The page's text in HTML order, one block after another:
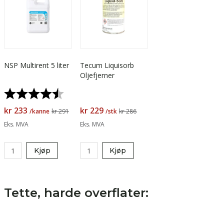
NSP Multirent 5 liter
Karakter:
kr 233 /kanne kr 291
Eks. MVA
Kjøp
Tecum Liquisorb
Oljefjerner
kr 229 /stk kr 286
Eks. MVA
Kjøp
Tette, harde overflater: